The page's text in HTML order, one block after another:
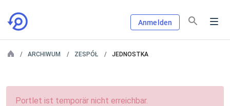
Anmelden
ARCHIWUM ZESPÓŁ JEDNOSTKA
Portlet ist temporär nicht erreichbar.